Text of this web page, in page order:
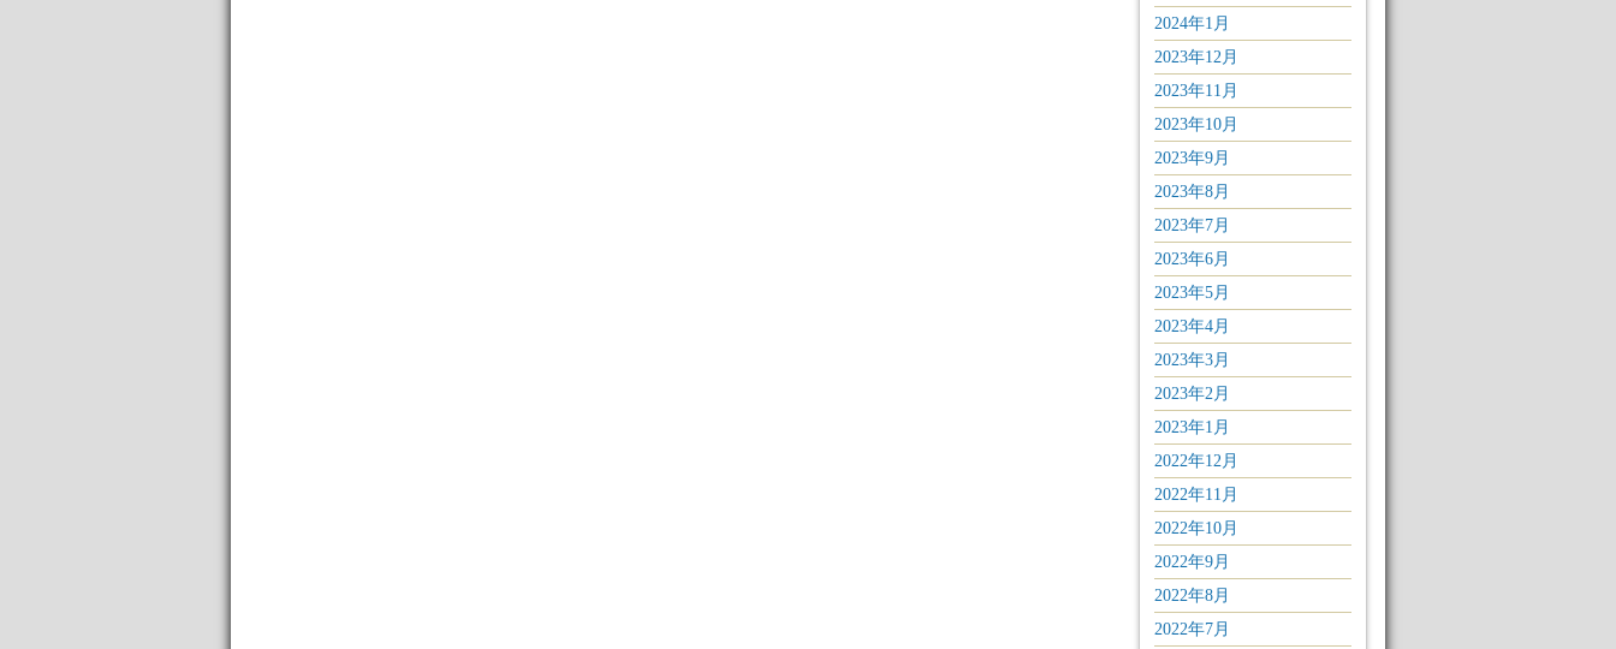
2024年1月
2023年12月
2023年11月
2023年10月
2023年9月
2023年8月
2023年7月
2023年6月
2023年5月
2023年4月
2023年3月
2023年2月
2023年1月
2022年12月
2022年11月
2022年10月
2022年9月
2022年8月
2022年7月